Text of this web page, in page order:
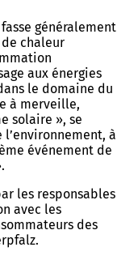
généralement
chaleur
aux énergies
le domaine du
à merveille,
solaire », se
à
événement de
les responsables
avec les
des